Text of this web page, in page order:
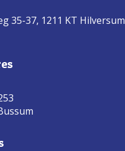
35-37, 1211 KT Hilversum